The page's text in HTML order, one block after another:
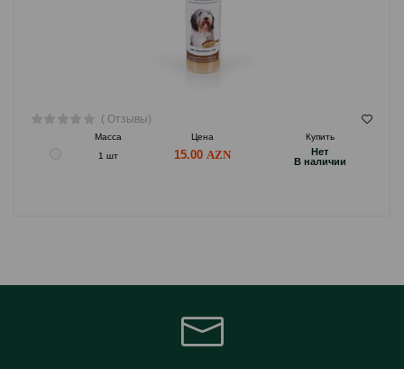
( Отзывы)
Масса Цена
Купить
1 шт
15.00
Hет
B наличии